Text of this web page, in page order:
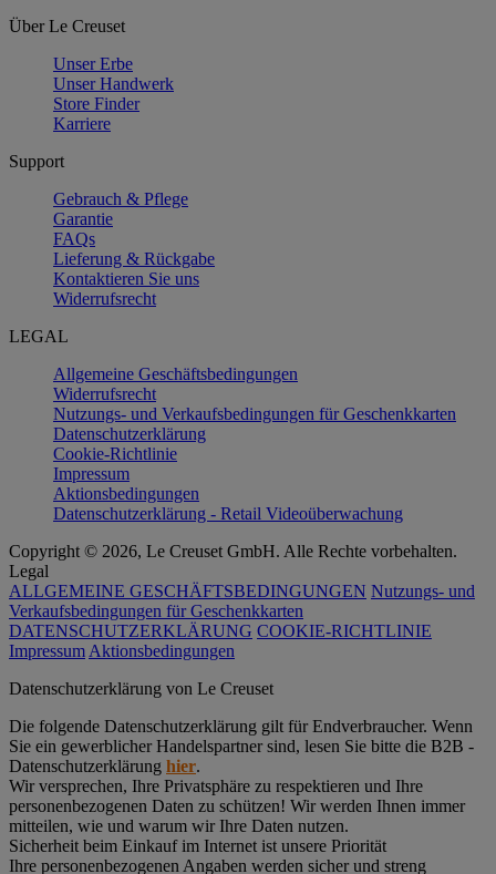
Über Le Creuset
Unser Erbe
Unser Handwerk
Store Finder
Karriere
Support
Gebrauch & Pflege
Garantie
FAQs
Lieferung & Rückgabe
Kontaktieren Sie uns
Widerrufsrecht
LEGAL
Allgemeine Geschäftsbedingungen
Widerrufsrecht
Nutzungs- und Verkaufsbedingungen für Geschenkkarten
Datenschutzerklärung
Cookie-Richtlinie
Impressum
Aktionsbedingungen
Datenschutzerklärung - Retail Videoüberwachung
Copyright © 2026, Le Creuset GmbH. Alle Rechte vorbehalten.
Legal
ALLGEMEINE GESCHÄFTSBEDINGUNGEN Nutzungs- und
Verkaufsbedingungen für Geschenkkarten
DATENSCHUTZERKLÄRUNG COOKIE-RICHTLINIE
Impressum Aktionsbedingungen
Datenschutz­erklärung von Le Creuset
Die folgende Datenschutzerklärung gilt für Endverbraucher. Wenn
Sie ein gewerblicher Handelspartner sind, lesen Sie bitte die B2B -
Datenschutzerklärung hier.
Wir versprechen, Ihre Privatsphäre zu respektieren und Ihre
personenbezogenen Daten zu schützen! Wir werden Ihnen immer
mitteilen, wie und warum wir Ihre Daten nutzen.
Sicherheit beim Einkauf im Internet ist unsere Priorität
Ihre personenbezogenen Angaben werden sicher und streng